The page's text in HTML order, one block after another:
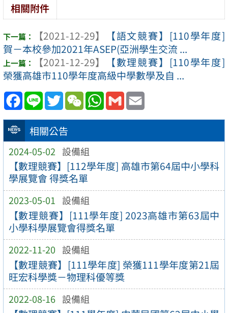
相關公告
2024-05-02 設備組
【數理競賽】[112學年度] 高雄市第64屆中小學科
學展覽會 得獎名單
2023-05-01 設備組
【數理競賽】[111學年度] 2023高雄市第63屆中
小學科學展覽會得獎名單
2022-11-20 設備組
【數理競賽】[111學年度] 榮獲111學年度第21屆
旺宏科學獎－物理科優等獎
2022-08-16 設備組
相關附件
【2021-12-29】
【語文競賽】[110學年度]
賀－本校參加2021年ASEP(亞洲學生交流 ...
【2021-12-29】
【數理競賽】[110學年度]
榮獲高雄市110學年度高級中學數學及自 ...
Facebook
Line TwitterWeChatWhatsApp
Gmail